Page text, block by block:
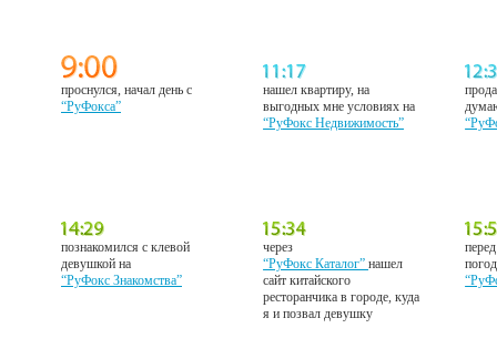
проснулся, начал день с
“РуФокса”
нашел квартиру, на
выгодных мне условиях на
“РуФокс Недвижимость”
познакомился с клевой
девушкой на
“РуФокс Знакомства”
через
“РуФокс Каталог”нашел
сайт китайского
ресторанчика в городе, куда
я и позвал девушку